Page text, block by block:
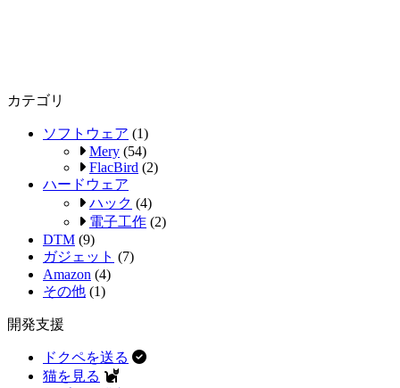
カテゴリ
ソフトウェア (1)
Mery (54)
FlacBird (2)
ハードウェア
ハック (4)
電子工作 (2)
DTM (9)
ガジェット (7)
Amazon (4)
その他 (1)
開発支援
ドクペを送る
猫を見る